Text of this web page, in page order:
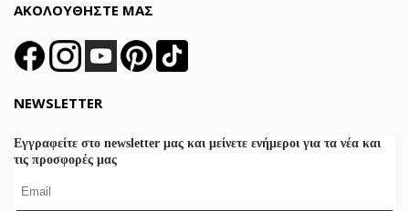
ΑΚΟΛΟΥΘΗΣΤΕ ΜΑΣ
NEWSLETTER
Εγγραφείτε στο newsletter μας και μείνετε ενήμεροι για τα νέα και
τις προσφορές μας